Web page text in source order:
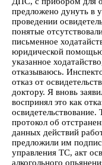
предложено дунуть в
проведении
понятые
письменное
юридической
указанное
отказываюсь.
отказ от
доктору. Я вновь
воспринял это как
протокол об
данных действий
предложили им
управления ТС, акт
алкогольного